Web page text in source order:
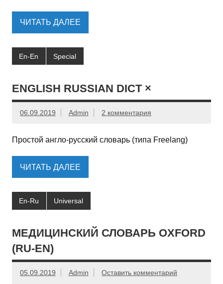
ЧИТАТЬ ДАЛЕЕ
En-En Special
ENGLISH RUSSIAN DICT ×
06.09.2019 Admin 2 комментария
Простой англо-русский словарь (типа Freelang)
ЧИТАТЬ ДАЛЕЕ
En-Ru Universal
МЕДИЦИНСКИЙ СЛОВАРЬ OXFORD
(RU-EN)
05.09.2019 Admin Оставить комментарий